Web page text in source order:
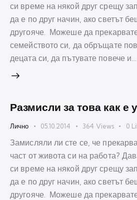
си време на някой друг срещу
да е по друг начин, ако светът
другояче. Можеше да
семейството си, да обръщате
децата си, да пътувате повече и…
Размисли за това как е
Лично 05.10.2014 364 Views 0
Замисляли ли сте се, че
част от живота си на работа?
си време на някой друг срещу
да е по друг начин, ако светът
другояче. Можеше да